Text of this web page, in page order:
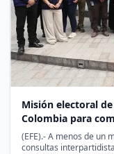
Misión electoral
Colombia para
(EFE).- A menos de un
consultas